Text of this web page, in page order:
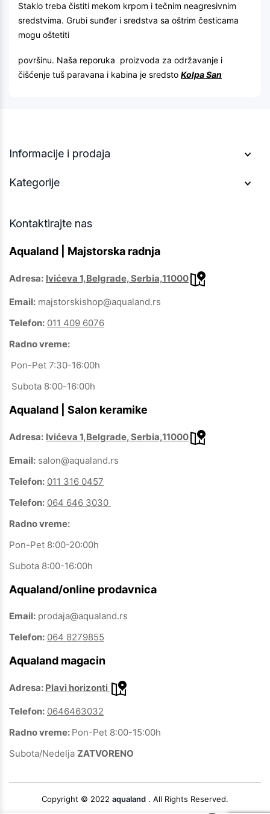
Staklo treba čistiti mekom krpom i tečnim neagresivnim
sredstvima. Grubi sunđer i sredstva sa oštrim česticama
mogu oštetiti
površinu. Naša reporuka proizvoda za održavanje i
čišćenje tuš paravana i kabina je sredsto Kolpa San
Informacije i prodaja
Kategorije
Kontaktirajte nas
Aqualand | Majstorska radnja
Adresa: Ivićeva 1,Belgrade, Serbia,11000
Email: majstorskishop@aqualand.rs
Telefon: 011 409 6076
Radno vreme:
Pon-Pet 7:30-16:00h
Subota 8:00-16:00h
Aqualand | Salon keramike
Adresa: Ivićeva 1,Belgrade, Serbia,11000
Email: salon@aqualand.rs
Telefon: 011 316 0457
Telefon: 064 646 3030
Radno vreme:
Pon-Pet 8:00-20:00h
Subota 8:00-16:00h
Aqualand/online prodavnica
Email: prodaja@aqualand.rs
Telefon: 064 8279855
Aqualand magacin
Adresa: Plavi horizonti
Telefon: 0646463032
Radno vreme: Pon-Pet 8:00-15:00h
Subota/Nedelja ZATVORENO
Copyright © 2022 aqualand . All Rights Reserved.